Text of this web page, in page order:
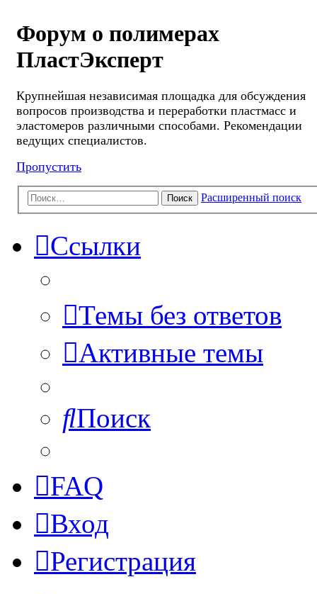
Форум о полимерах
ПластЭксперт
Крупнейшая независимая площадка для обсуждения
вопросов производства и переработки пластмасс и
эластомеров различными способами. Рекомендации
ведущих специалистов.
Пропустить
Поиск Расширенный поиск
Ссылки
Темы без ответов
Активные темы
Поиск
FAQ
Вход
Регистрация